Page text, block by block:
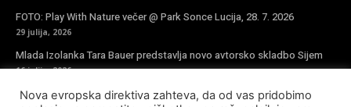
FOTO: Play With Nature večer @ Park Sonce Lucija, 28. 7. 2026
29 julija, 2026
Mlada Izolanka Tara Bauer predstavlja novo avtorsko skladbo Sijem
16 julija, 2026
Nova evropska direktiva zahteva, da od vas pridobimo